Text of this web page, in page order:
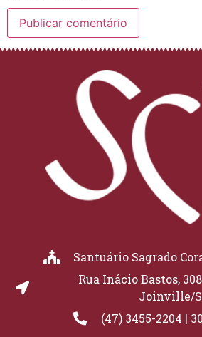
Santuário Sagrado
Rua Inácio Bastos,
Joinville/
(47) 3455-2204 |